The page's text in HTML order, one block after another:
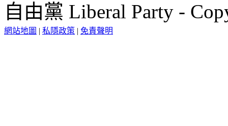
自由黨 Liberal Party -
網站地圖 | 私隱政策 | 免責聲明